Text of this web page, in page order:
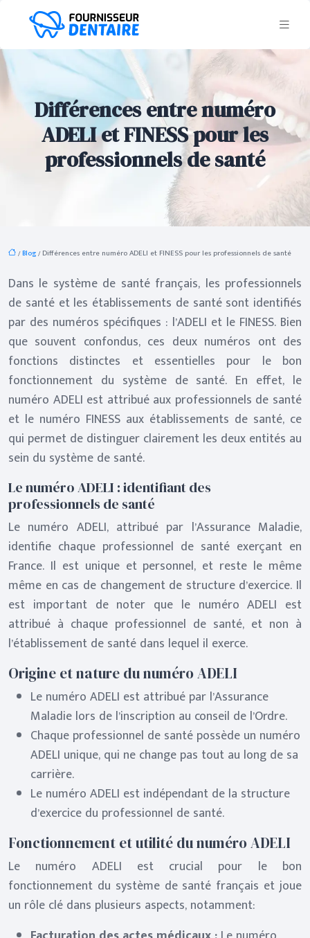
Différences entre numéro
ADELI et FINESS pour les
professionnels de santé
/Blog/ Différences entre numéro ADELI et FINESS pour les professionnels de santé
Dans le système de santé français, les professionnels
de santé et les établissements de santé sont identifiés
par des numéros spécifiques : l’ADELI et le FINESS. Bien
que souvent confondus, ces deux numéros ont des
fonctions distinctes et essentielles pour le bon
fonctionnement du système de santé. En effet, le
numéro ADELI est attribué aux professionnels de santé
et le numéro FINESS aux établissements de santé, ce
qui permet de distinguer clairement les deux entités au
sein du système de santé.
Le numéro ADELI : identifiant des
professionnels de santé
Le numéro ADELI, attribué par l’Assurance Maladie,
identifie chaque professionnel de santé exerçant en
France. Il est unique et personnel, et reste le même
même en cas de changement de structure d’exercice. Il
est important de noter que le numéro ADELI est
attribué à chaque professionnel de santé, et non à
l’établissement de santé dans lequel il exerce.
Origine et nature du numéro ADELI
Le numéro ADELI est attribué par l’Assurance
Maladie lors de l’inscription au conseil de l’Ordre.
Chaque professionnel de santé possède un numéro
ADELI unique, qui ne change pas tout au long de sa
carrière.
Le numéro ADELI est indépendant de la structure
d’exercice du professionnel de santé.
Fonctionnement et utilité du numéro ADELI
Le numéro ADELI est crucial pour le bon
fonctionnement du système de santé français et joue
un rôle clé dans plusieurs aspects, notamment: